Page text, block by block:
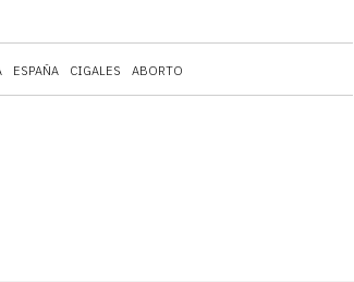
ESPAÑA CIGALES ABORTO